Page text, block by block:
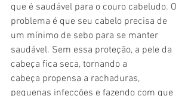
que é saudável para o couro cabeludo. O
problema é que seu cabelo precisa de
um mínimo de sebo para se manter
saudável. Sem essa proteção, a pele da
cabeça fica seca, tornando a
cabeça propensa a rachaduras,
pequenas infecções e fazendo com que